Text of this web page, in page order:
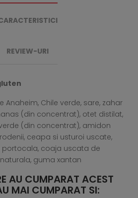
REVIEW-URI
Anaheim, Chile verde, sare, zahar
(din concentrat), otet distilat,
(din concentrat), amidon
ceapa si usturoi uscate,
coaja uscata de
guma xantan
AU CUMPARAT ACEST
MAI CUMPARAT SI: